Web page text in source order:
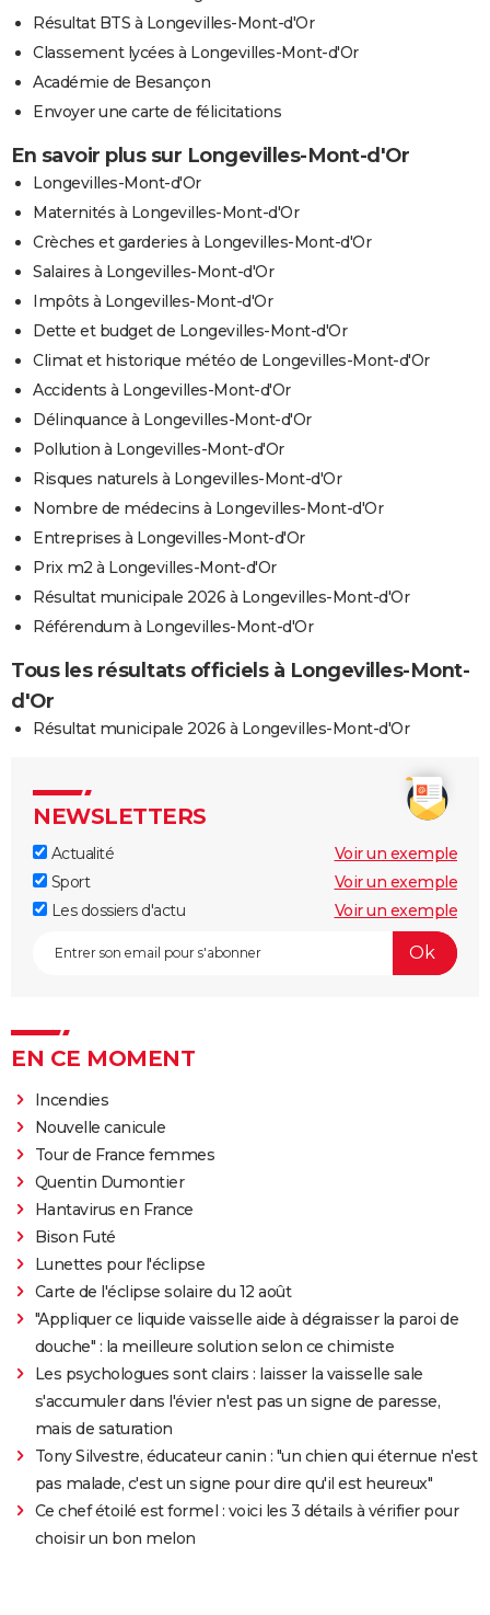
Résultat BTS à Longevilles-Mont-d'Or
Classement lycées à Longevilles-Mont-d'Or
Académie de Besançon
Envoyer une carte de félicitations
En savoir plus sur Longevilles-Mont-d'Or
Longevilles-Mont-d'Or
Maternités à Longevilles-Mont-d'Or
Crèches et garderies à Longevilles-Mont-d'Or
Salaires à Longevilles-Mont-d'Or
Impôts à Longevilles-Mont-d'Or
Dette et budget de Longevilles-Mont-d'Or
Climat et historique météo de Longevilles-Mont-d'Or
Accidents à Longevilles-Mont-d'Or
Délinquance à Longevilles-Mont-d'Or
Pollution à Longevilles-Mont-d'Or
Risques naturels à Longevilles-Mont-d'Or
Nombre de médecins à Longevilles-Mont-d'Or
Entreprises à Longevilles-Mont-d'Or
Prix m2 à Longevilles-Mont-d'Or
Résultat municipale 2026 à Longevilles-Mont-d'Or
Référendum à Longevilles-Mont-d'Or
Tous les résultats officiels à Longevilles-Mont-
d'Or
Résultat municipale 2026 à Longevilles-Mont-d'Or
NEWSLETTERS
Actualité
Voir un exemple
Sport
Voir un exemple
Les dossiers d'actu
Voir un exemple
EN CE MOMENT
Incendies
Nouvelle canicule
Tour de France femmes
Quentin Dumontier
Hantavirus en France
Bison Futé
Lunettes pour l'éclipse
Carte de l'éclipse solaire du 12 août
"Appliquer ce liquide vaisselle aide à dégraisser la paroi de
douche" : la meilleure solution selon ce chimiste
Les psychologues sont clairs : laisser la vaisselle sale
s'accumuler dans l'évier n'est pas un signe de paresse,
mais de saturation
Tony Silvestre, éducateur canin : "un chien qui éternue n'est
pas malade, c'est un signe pour dire qu'il est heureux"
Ce chef étoilé est formel : voici les 3 détails à vérifier pour
choisir un bon melon